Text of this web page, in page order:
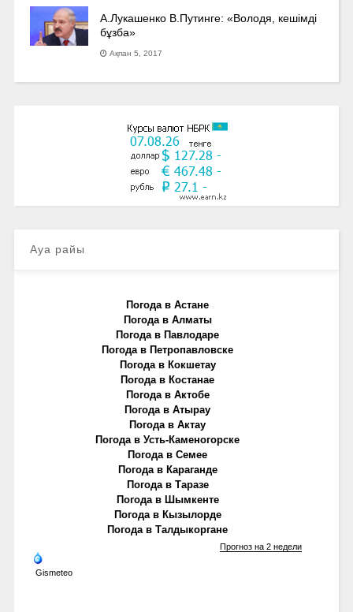
А.Лукашенко В.Путинге: «Володя, кешімді
бұзба»
Ақпан 5, 2017
Ауа райы
Погода в Астане
Погода в Алматы
Погода в Павлодаре
Погода в Петропавловске
Погода в Кокшетау
Погода в Костанае
Погода в Актобе
Погода в Атырау
Погода в Актау
Погода в Усть-Каменогорске
Погода в Семее
Погода в Караганде
Погода в Таразе
Погода в Шымкенте
Погода в Кызылорде
Погода в Талдыкоргане
Gismeteo
Прогноз на 2 недели